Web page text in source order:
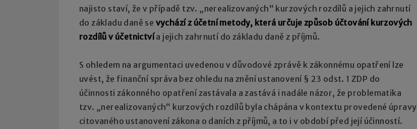
najisto staví, že v případě tzv. „nerealizovaných“ kurzových rozdílů a jejich zahrnutí
do základu daně se vychází z účetní metody, která určuje způsob účtování kurzových
rozdílů v účetnictvía jejich zahrnutí do základu daně z příjmů.
S ohledem na argumentaci uvedenou v důvodové zprávě k zákonnému opatření lze
uvést, že finanční správa bez ohledu na znění ustanovení § 23 odst. 1 ZDP do
účinnosti zákonného opatření zastávala a zastává i nadále názor, že problematika
tzv. „nerealizovaných“ kurzových rozdílů byla chápána v kontextu provedené úpravy
citovaného ustanovení zákona o daních z příjmů, a to i v období před její účinností.